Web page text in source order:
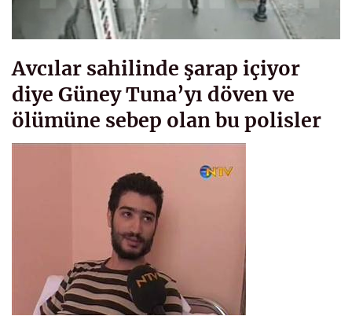
Avcılar sahilinde şarap içiyor
diye Güney Tuna’yı döven ve
ölümüne sebep olan bu polisler